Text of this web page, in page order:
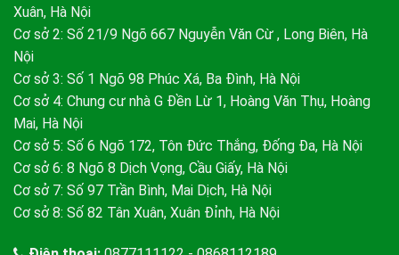
Xuân, Hà Nội
Cơ sở 2: Số 21/9 Ngõ 667 Nguyễn Văn Cừ , Long Biên, Hà
Nội
Cơ sở 3: Số 1 Ngõ 98 Phúc Xá, Ba Đình, Hà Nội
Cơ sở 4: Chung cư nhà G Đền Lừ 1, Hoàng Văn Thụ, Hoàng
Mai, Hà Nội
Cơ sở 5: Số 6 Ngõ 172, Tôn Đức Thắng, Đống Đa, Hà Nội
Cơ sở 6: 8 Ngõ 8 Dịch Vọng, Cầu Giấy, Hà Nội
Cơ sở 7: Số 97 Trần Bình, Mai Dịch, Hà Nội
Cơ sở 8: Số 82 Tân Xuân, Xuân Đỉnh, Hà Nội